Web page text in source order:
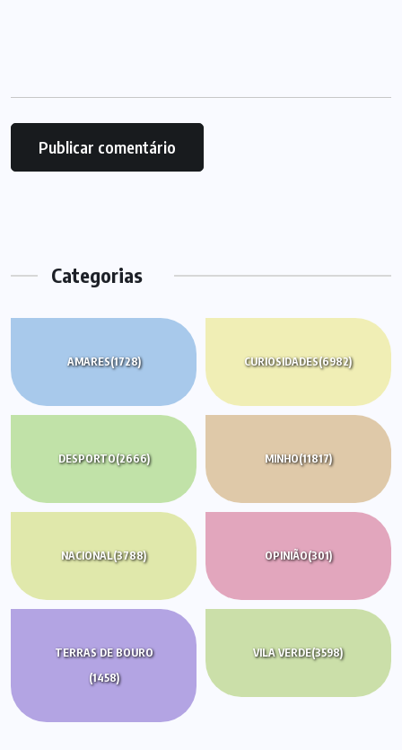
Categorias
AMARES(1728) CURIOSIDADES(6982)
DESPORTO(2666) MINHO(11817)
NACIONAL(3788) OPINIÃO(301)
TERRAS DE BOURO
(1458)
VILA VERDE(3598)